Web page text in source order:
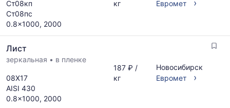
поставщиков
за
последний
Статистика
рассчитывается
актуальным
предложениям
и
указанием
ГОСТ,
размеров
поставщиков
запросу
Ст08кп
Ст08пс
0.8x1000, 2000
кг
Евромет
›
Лист
зеркальная • в пленке
08Х17
AISI 430
0.8x1000, 2000
187 ₽ /
кг
Новосибирск
Евромет
›